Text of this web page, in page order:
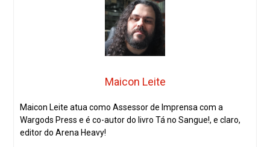
Maicon Leite
Maicon Leite atua como Assessor de Imprensa com a
Wargods Press e é co-autor do livro Tá no Sangue!, e claro,
editor do Arena Heavy!